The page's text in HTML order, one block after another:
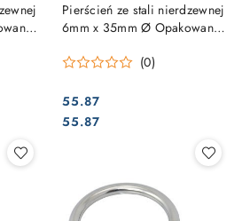
Pierścień ze stali nierdzewnej
6mm x 35mm Ø Opakowanie
(0)
Cena:
55.87
Cena:
55.87